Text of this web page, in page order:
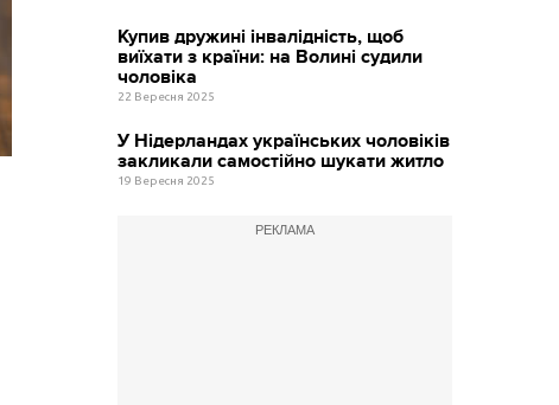
Купив дружині інвалідність, щоб
виїхати з країни: на Волині судили
чоловіка
22 Вересня 2025
У Нідерландах українських чоловіків
закликали самостійно шукати житло
19 Вересня 2025
РЕКЛАМА